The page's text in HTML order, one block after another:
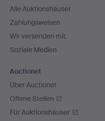
Alle Auktionshäuser
Zahlungsweisen
Wir versenden mit
Soziale Medien
Auctionet
Über Auctionet
Offene Stellen
Für Auktionshäuser